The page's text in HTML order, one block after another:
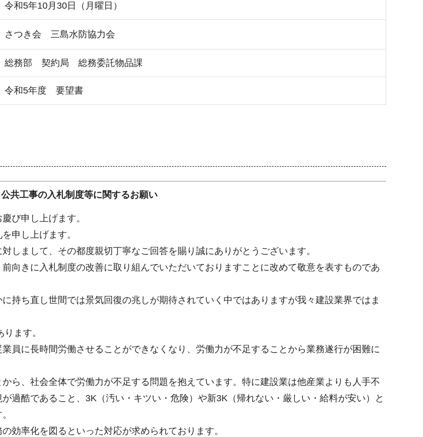
令和5年10月30日（月曜日）
さつき会 三島水防協力会
総務部 契約局 総務委託物品課
令和5年度 要望書
公共工事の入札制度等に関するお願い
び申し上げます。
申し上げます。
しまして、その都度親切丁寧なご回答を賜り誠にありがとうございます。
向きに入札制度の改善に取り組んでいただいておりますことに改めて敬意を表すものであ
持ち直し世間では景気回復の兆しが期待されていく中ではありますが我々建設業界ではま
ます。
員に長時間労働させることができなくなり、労働力が不足することから業務遂行が困難に
ら、社会全体で労働力が不足する問題を抱えています。特に建設業は他産業よりも人手不
過酷であること、3K（汚い・キツい・危険）や新3K（帰れない・厳しい・給料が安い）と
効率化を図るといった対応が求められております。